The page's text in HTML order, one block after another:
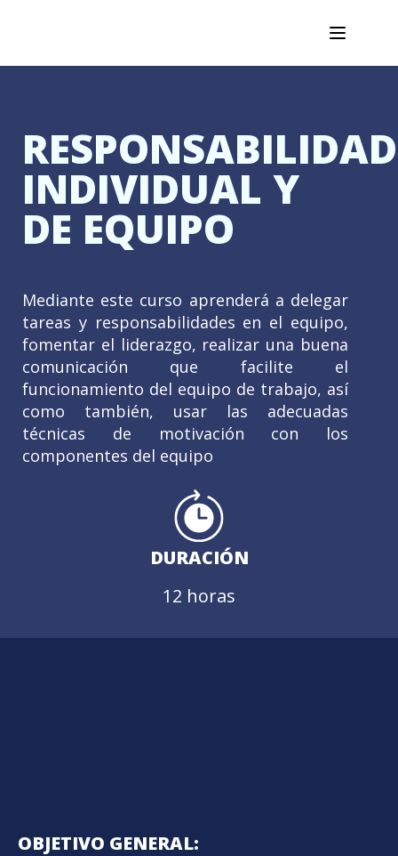
RESPONSABILIDAD
INDIVIDUAL Y
DE EQUIPO
Mediante este curso aprenderá a delegar
tareas y responsabilidades en el equipo,
fomentar el liderazgo, realizar una buena
comunicación que facilite el
funcionamiento del equipo de trabajo, así
como también, usar las adecuadas
técnicas de motivación con los
componentes del equipo
DURACIÓN
12 horas
OBJETIVO GENERAL: